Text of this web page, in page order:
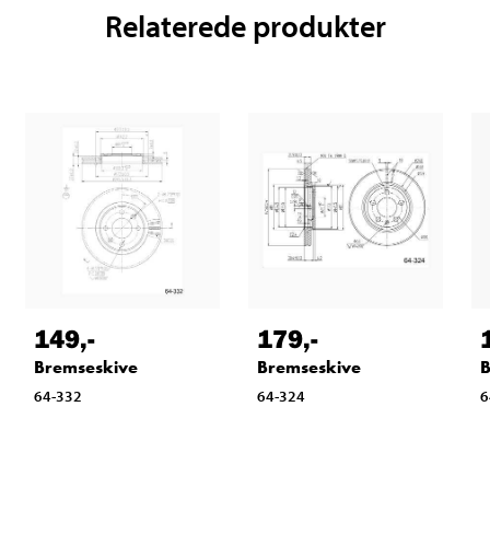
Relaterede produkter
149,-
Bremseskive
64-332
179,-
Bremseskive
64-324